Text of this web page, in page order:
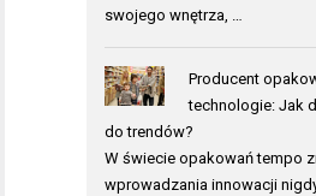
swojego wnętrza, …
Producent
technologie: Jak
do trendów?
W świecie opakowań tempo
wprowadzania innowacji